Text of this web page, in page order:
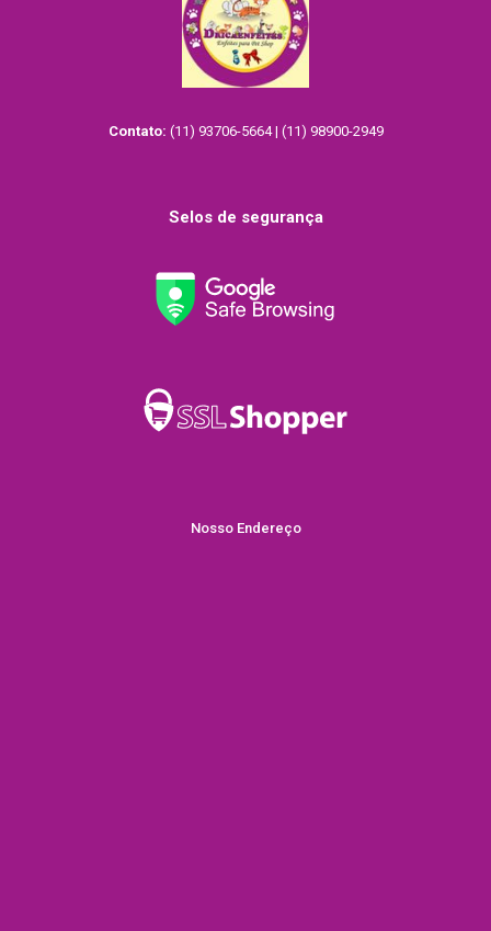
Contato: (11) 93706-5664 | (11) 98900-2949
Selos de segurança
Nosso Endereço